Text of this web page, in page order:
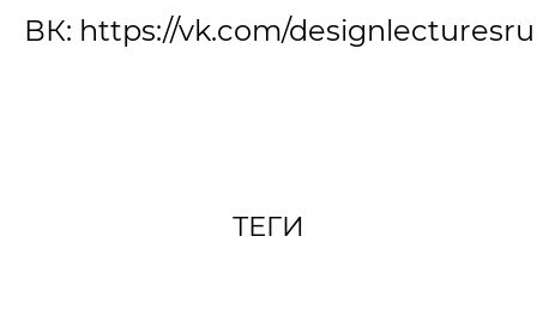
ВК: https://vk.com/designlecturesru
ТЕГИ